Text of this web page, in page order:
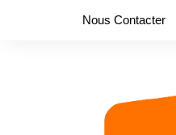
Nous Contacter